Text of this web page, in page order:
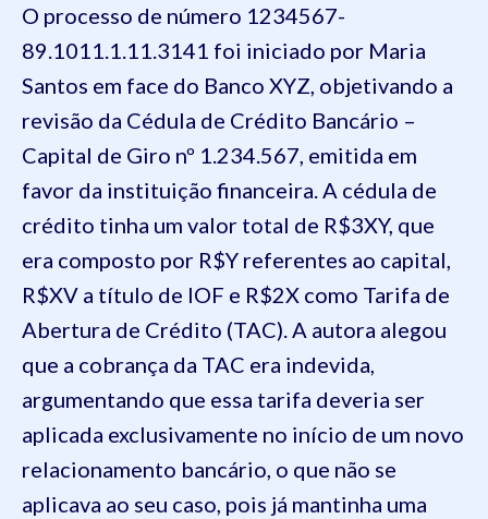
O processo de número 1234567-
89.1011.1.11.3141 foi iniciado por Maria
Santos em face do Banco XYZ, objetivando a
revisão da Cédula de Crédito Bancário –
Capital de Giro nº 1.234.567, emitida em
favor da instituição financeira. A cédula de
crédito tinha um valor total de R$3XY, que
era composto por R$Y referentes ao capital,
R$XV a título de IOF e R$2X como Tarifa de
Abertura de Crédito (TAC). A autora alegou
que a cobrança da TAC era indevida,
argumentando que essa tarifa deveria ser
aplicada exclusivamente no início de um novo
relacionamento bancário, o que não se
aplicava ao seu caso, pois já mantinha uma